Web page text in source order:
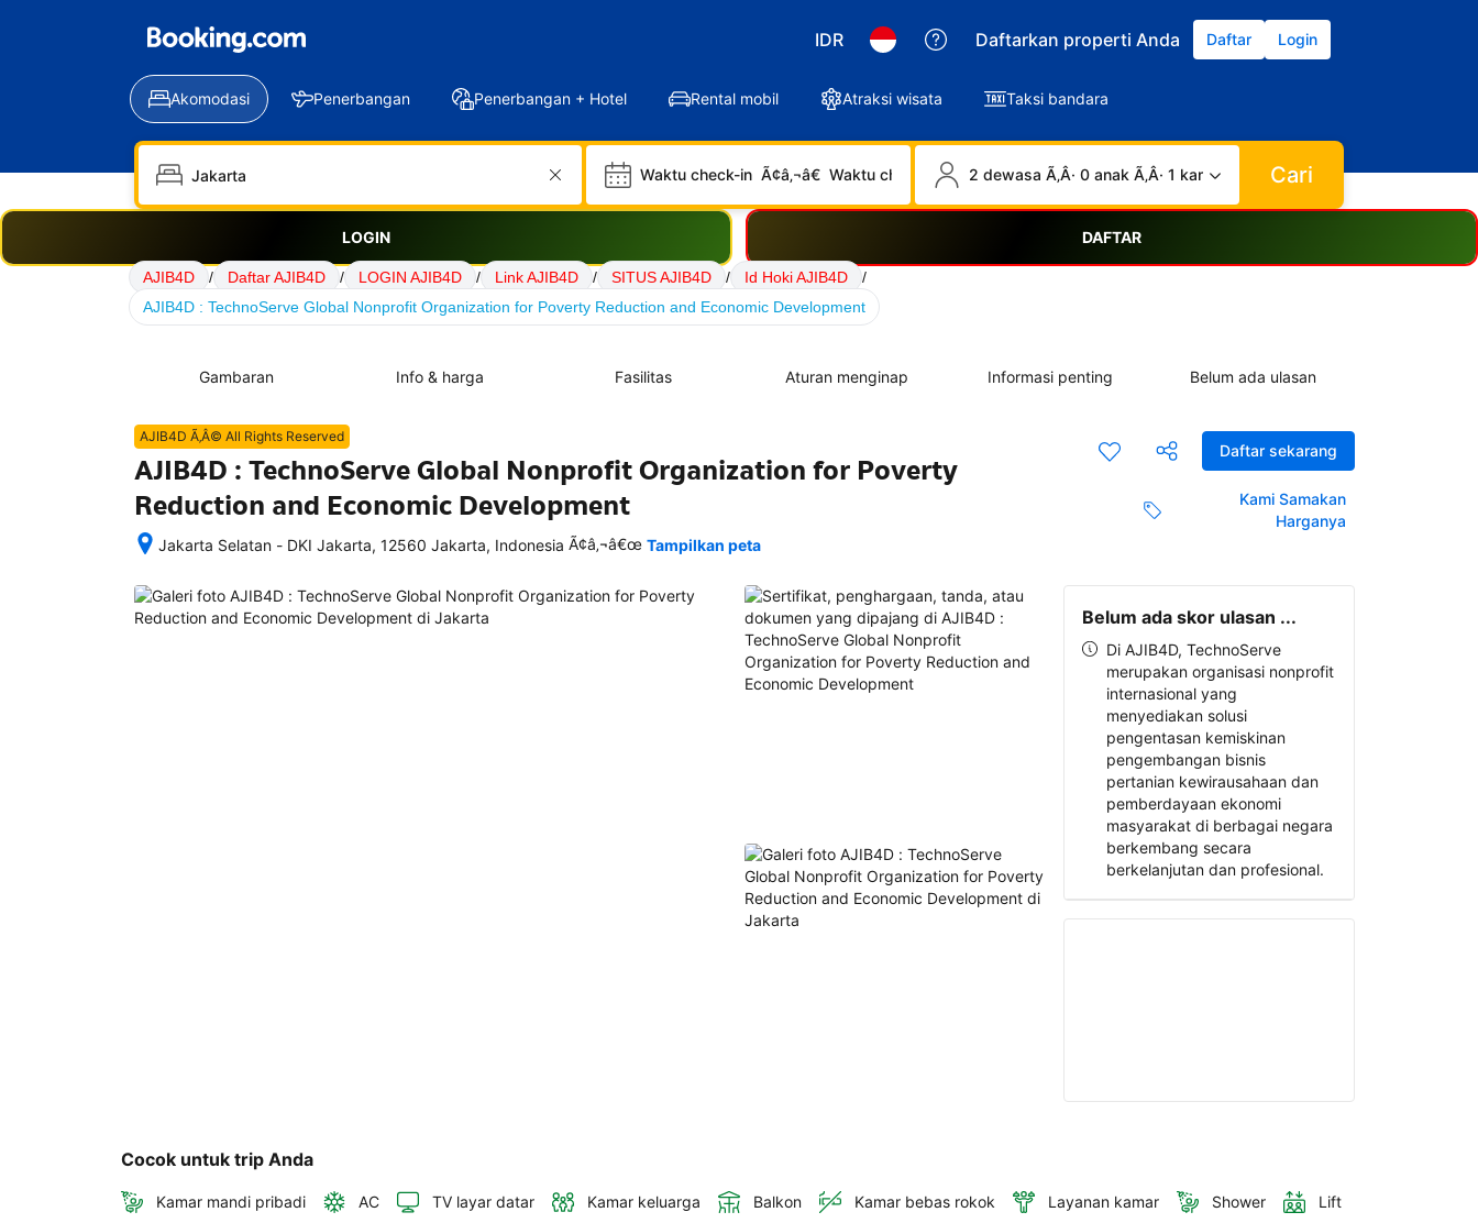
IDR Daftarkan properti Anda Daftar Login
Akomodasi Penerbangan Penerbangan + Hotel Rental mobil Atraksi wisata Taksi bandara
Waktu check-in Ã¢â‚¬â€ Waktu check-out 2 dewasa Ã‚Â· 0 anak Ã‚Â· 1 kamar Cari
LOGIN DAFTAR
AJIB4D / Daftar AJIB4D / LOGIN AJIB4D / Link AJIB4D / SITUS AJIB4D / Id Hoki AJIB4D
/
AJIB4D : TechnoServe Global Nonprofit Organization for Poverty Reduction and Economic Development
Gambaran Info & harga Fasilitas Aturan menginap Informasi penting Belum ada ulasan
Daftar sekarang
Kami Samakan
Harganya
AJIB4D Ã‚Â© All Rights Reserved
AJIB4D : TechnoServe Global Nonprofit Organization for Poverty
Reduction and Economic Development
Jakarta Selatan - DKI Jakarta, 12560 Jakarta, Indonesia
memesan,
semua
Ã¢â‚¬â€œ Tampilkan peta
Belum ada skor ulasan ...
Di AJIB4D, TechnoServe
merupakan organisasi nonprofit
internasional yang
menyediakan solusi
pengentasan kemiskinan
pengembangan bisnis
pertanian kewirausahaan dan
pemberdayaan ekonomi
masyarakat di berbagai negara
berkembang secara
berkelanjutan dan profesional.
Cocok untuk trip Anda
Kamar mandi pribadi AC TV layar datar Kamar keluarga Balkon Kamar bebas rokok Layanan kamar Shower Lift